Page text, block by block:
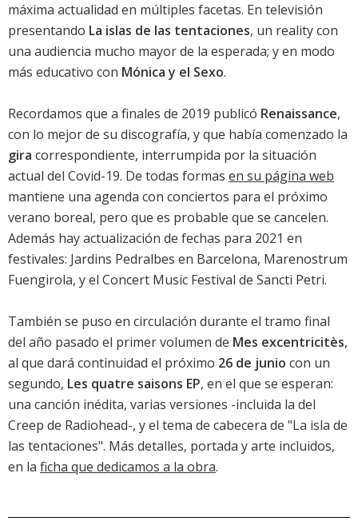
máxima actualidad en múltiples facetas. En televisión
presentando La islas de las tentaciones, un reality con
una audiencia mucho mayor de la esperada; y en modo
más educativo con Mónica y el Sexo.
Recordamos que a finales de 2019 publicó Renaissance,
con lo mejor de su discografía, y que había comenzado la
gira correspondiente, interrumpida por la situación
actual del Covid-19. De todas formas en su página web
mantiene una agenda con conciertos para el próximo
verano boreal, pero que es probable que se cancelen.
Además hay actualización de fechas para 2021 en
festivales: Jardins Pedralbes en Barcelona, Marenostrum
Fuengirola, y el Concert Music Festival de Sancti Petri.
También se puso en circulación durante el tramo final
del año pasado el primer volumen de Mes excentricitès,
al que dará continuidad el próximo 26 de junio con un
segundo, Les quatre saisons EP, en el que se esperan:
una canción inédita, varias versiones -incluida la del
Creep de Radiohead-, y el tema de cabecera de "La isla de
las tentaciones". Más detalles, portada y arte incluidos,
en la ficha que dedicamos a la obra.